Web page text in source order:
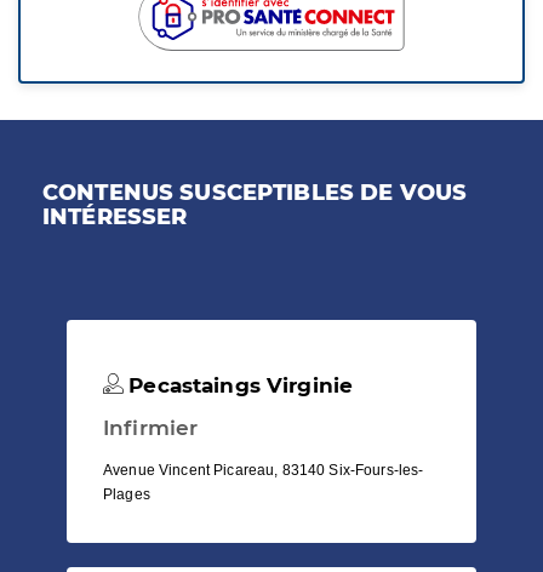
CONTENUS SUSCEPTIBLES DE VOUS
INTÉRESSER
Pecastaings Virginie
Infirmier
Avenue Vincent Picareau, 83140 Six-Fours-les-
Plages